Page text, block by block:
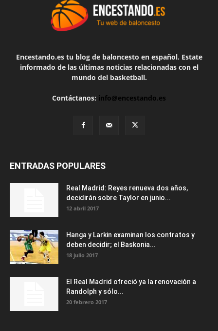
Encestando.es tu blog de baloncesto en español. Estate
informado de las últimas noticias relacionadas con el
mundo del basketball.
Contáctanos: info@encestando.es
ENTRADAS POPULARES
Real Madrid: Reyes renueva dos años,
decidirán sobre Taylor en junio...
12 abril 2017
Hanga y Larkin examinan los contratos y
deben decidir; el Baskonia...
18 julio 2017
El Real Madrid ofreció ya la renovación a
Randolph y sólo...
20 febrero 2017